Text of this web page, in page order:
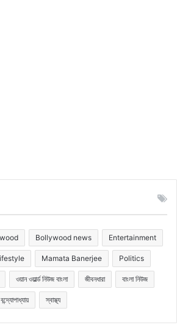
Bollywood news Entertainment
Mamata Banerjee Politics
ওয়ান ওয়ার্ল্ড নিউজ বাংলা জীবনধারা বাংলা নিউজ
স্বাস্থ্য